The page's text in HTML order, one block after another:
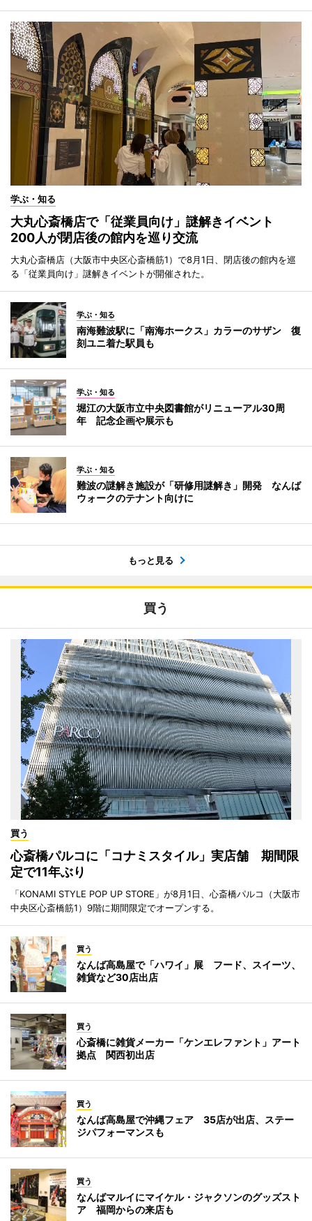
学ぶ・知る
大丸心斎橋店で「従業員向け」謎解きイベント
200人が閉店後の館内を巡り交流
大丸心斎橋店（大阪市中央区心斎橋筋1）で8月1日、閉店後の館内を巡
る「従業員向け」謎解きイベントが開催された。
学ぶ・知る
南海難波駅に「南海ホークス」カラーのサザン 復
刻ユニ着た駅員も
学ぶ・知る
堀江の大阪市立中央図書館がリニューアル30周
年 記念企画や展示も
学ぶ・知る
難波の謎解き施設が「研修用謎解き」開発 なんば
ウォークのテナント向けに
もっと見る
買う
買う
心斎橋パルコに「コナミスタイル」実店舗 期間限
定で11年ぶり
「KONAMI STYLE POP UP STORE」が8月1日、心斎橋パルコ（大阪市
中央区心斎橋筋1）9階に期間限定でオープンする。
買う
なんば高島屋で「ハワイ」展 フード、スイーツ、
雑貨など30店出店
買う
心斎橋に雑貨メーカー「ケンエレファント」アート
拠点 関西初出店
買う
なんば高島屋で沖縄フェア 35店が出店、ステー
ジパフォーマンスも
買う
なんばマルイにマイケル・ジャクソンのグッズスト
ア 福岡からの来店も